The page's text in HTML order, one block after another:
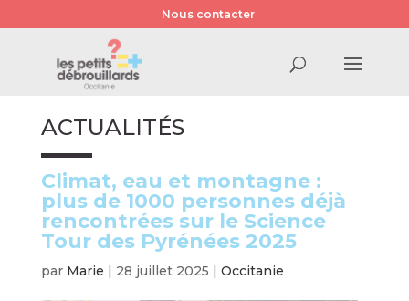
Nous contacter
ACTUALITÉS
Climat, eau et montagne :
plus de 1000 personnes déjà
rencontrées sur le Science
Tour des Pyrénées 2025
par Marie | 28 juillet 2025 | Occitanie